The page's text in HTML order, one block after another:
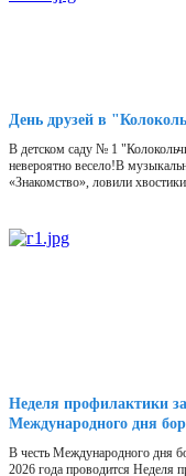
День друзей в
В детском саду № 1
невероятно весело!В
«Знакомство», ловили
Неделя профилактики
Международного дня
В честь Международного дня
2026 года проводится Неделя